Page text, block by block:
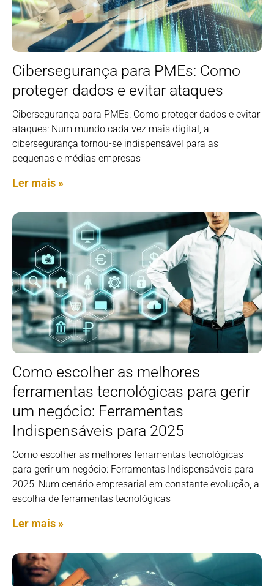
Cibersegurança para PMEs: Como
proteger dados e evitar ataques
Cibersegurança para PMEs: Como proteger dados e evitar
ataques: Num mundo cada vez mais digital, a
cibersegurança tornou-se indispensável para as
pequenas e médias empresas
Ler mais »
Como escolher as melhores
ferramentas tecnológicas para gerir
um negócio: Ferramentas
Indispensáveis para 2025
Como escolher as melhores ferramentas tecnológicas
para gerir um negócio: Ferramentas Indispensáveis para
2025: Num cenário empresarial em constante evolução, a
escolha de ferramentas tecnológicas
Ler mais »